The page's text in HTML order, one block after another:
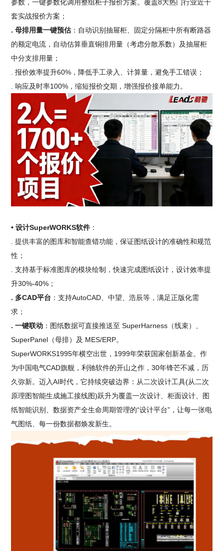
参数，一键参数化调用整组柜子报价方案。覆盖8大热门行业近千
套实战报价方案；
. 母排用量一键预估 ：自动识别抽屉柜、固定分隔柜中所有断路器
的额定电流，自动估算垂直铜排用量（考虑分散系数）及抽屉柜
中分支排用量；
. 报价效率提升60%，降低手工录入、计算量，避免手工错误；
. 响应及时率100%，缩短报价交期，增强报价接单能力。
• 设计SuperWORKS软件 ：
. 提供丰富的图库和智能查错功能，保证图纸设计的准确性和规范
性；
. 支持基于标准图库的模块绘制，快速完成图纸设计，设计效率提
升30%-40%；
. 多CAD平台 ：支持AutoCAD、中望、浩辰等，满足正版化需
求；
. 一键联动 ：图纸数据可直接推送至 SuperHarness（线束）、
SuperPanel（母排）及 MES/ERP。
SuperWORKS1995年横空出世，1999年荣获国家创新基金。作
为中国电气CAD旗舰，利驰软件的开山之作，30年锋芒不减，历
久弥新。迈入AI时代，它持续突破边界：从二次设计工具(从二次
原理图智能生成施工接线图)跃升为覆盖一次设计、柜面设计、图
纸智能识别、数据资产全生命周期管理的“设计平台”，让每一张电
气图纸、每一份数据都焕发新生。